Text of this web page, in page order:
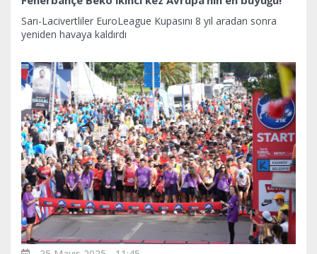
Sarı-Lacivertliler EuroLeague Kupasını 8 yıl aradan sonra
yeniden havaya kaldırdı